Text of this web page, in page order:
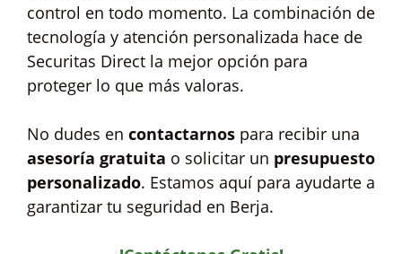
control en todo momento. La combinación de
tecnología y atención personalizada hace de
Securitas Direct la mejor opción para
proteger lo que más valoras.
No dudes en contactarnos para recibir una
asesoría gratuita o solicitar un presupuesto
personalizado. Estamos aquí para ayudarte a
garantizar tu seguridad en Berja.